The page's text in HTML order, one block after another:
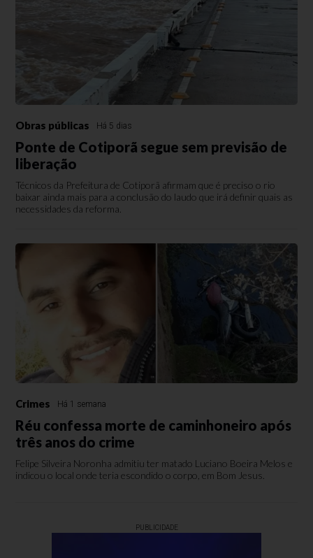
Obras públicas Há 5 dias
Ponte de Cotiporã segue sem previsão de
liberação
Técnicos da Prefeitura de Cotiporã afirmam que é preciso o rio
baixar ainda mais para a conclusão do laudo que irá definir quais as
necessidades da reforma.
Crimes Há 1 semana
Réu confessa morte de caminhoneiro após
três anos do crime
Felipe Silveira Noronha admitiu ter matado Luciano Boeira Melos e
indicou o local onde teria escondido o corpo, em Bom Jesus.
PUBLICIDADE